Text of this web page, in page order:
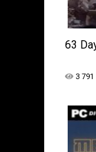
63
3 791